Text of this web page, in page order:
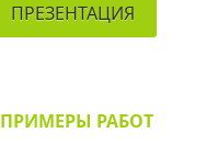
ПРЕЗЕНТАЦИЯ
ПРИМЕРЫ РАБОТ